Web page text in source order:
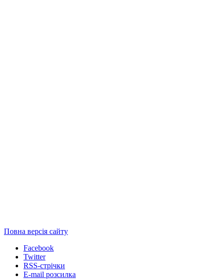
Повна версія сайту
Facebook
Twitter
RSS-стрічки
E-mail розсилка